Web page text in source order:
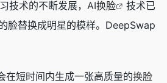
术的不断发展， AI换脸
技术已
脸替换成明星的模样。DeepSwap
在短时间内生成一张高质量的换脸